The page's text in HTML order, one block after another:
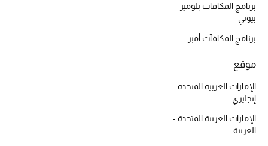
أحذية النسائية
الأحذية الرجالية
برنامج المكافآت بلوميز
بيوتي
برنامج المكافآت أمبر
موقع
الإمارات العربية المتحدة -
إنجليزي
الإمارات العربية المتحدة -
العربية